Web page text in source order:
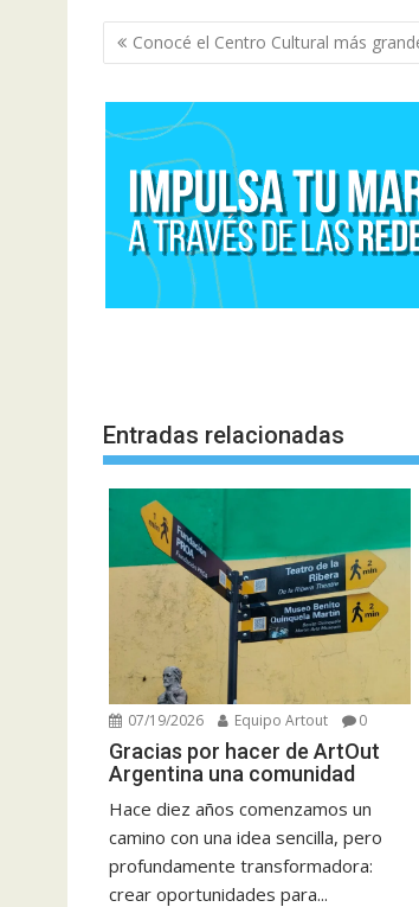
Navegación
de
entradas
Conocé el Centro Cultural más
Entradas relacionadas
07/19/2026 Equipo Artout 0
Gracias por hacer de ArtOut
Argentina una comunidad
Hace diez años comenzamos un
camino con una idea sencilla, pero
profundamente transformadora:
crear oportunidades para...